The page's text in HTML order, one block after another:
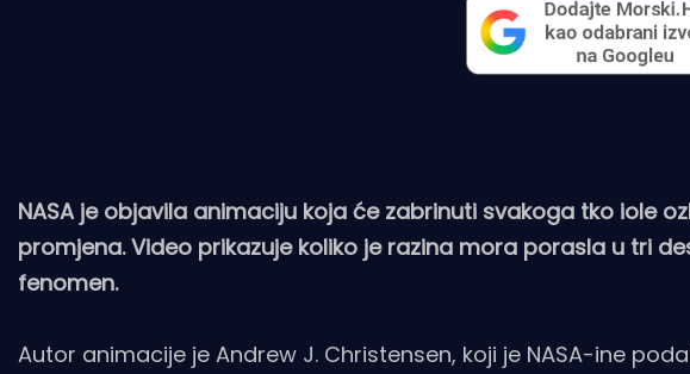
NASA je objavila animaciju koja će zabrinuti svakoga tko iole
promjena. Video prikazuje koliko je razina mora porasla u tri
fenomen.
Autor animacije je Andrew J. Christensen, koji je NASA-ine